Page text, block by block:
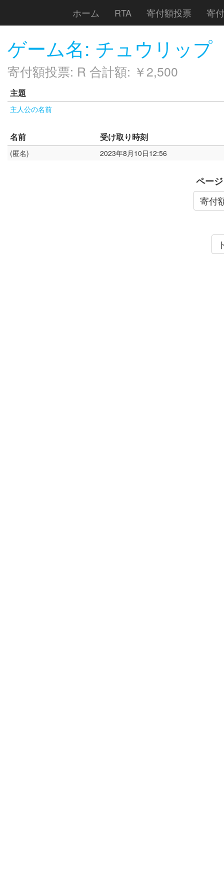
ホーム RTA 寄付額投票 寄
ゲーム名: チュウリップ
寄付額投票: R 合計額: ￥2,500
主題
主人公の名前
名前 受け取り時刻
(匿名) 2023年8月10日12:56
ページ
寄付